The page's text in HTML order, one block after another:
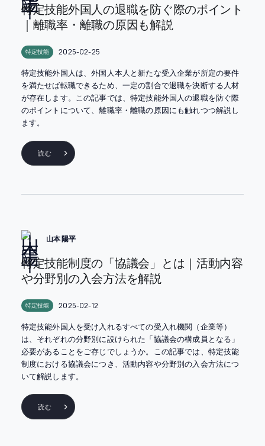
特定技能外国人の退職を防ぐ際のポイント
｜離職率・離職の原因も解説
特定技能 2025-02-25
特定技能外国人は、外国人本人と新たな受入企業が所定の要件
を満たせば転職できるため、一定の割合で退職を決断する人材
が存在します。この記事では、特定技能外国人の退職を防ぐ際
のポイントについて、離職率・離職の原因にも触れつつ解説し
ます。
読む
山本 陽平
特定技能制度の「協議会」とは｜活動内容
や分野別の入会方法を解説
特定技能 2025-02-12
特定技能外国人を受け入れるすべての受入れ機関（企業等）
は、それぞれの分野別に設けられた「協議会の構成員となる」
必要があることをご存じでしょうか。この記事では、特定技能
制度における協議会につき、活動内容や分野別の入会方法につ
いて解説します。
読む